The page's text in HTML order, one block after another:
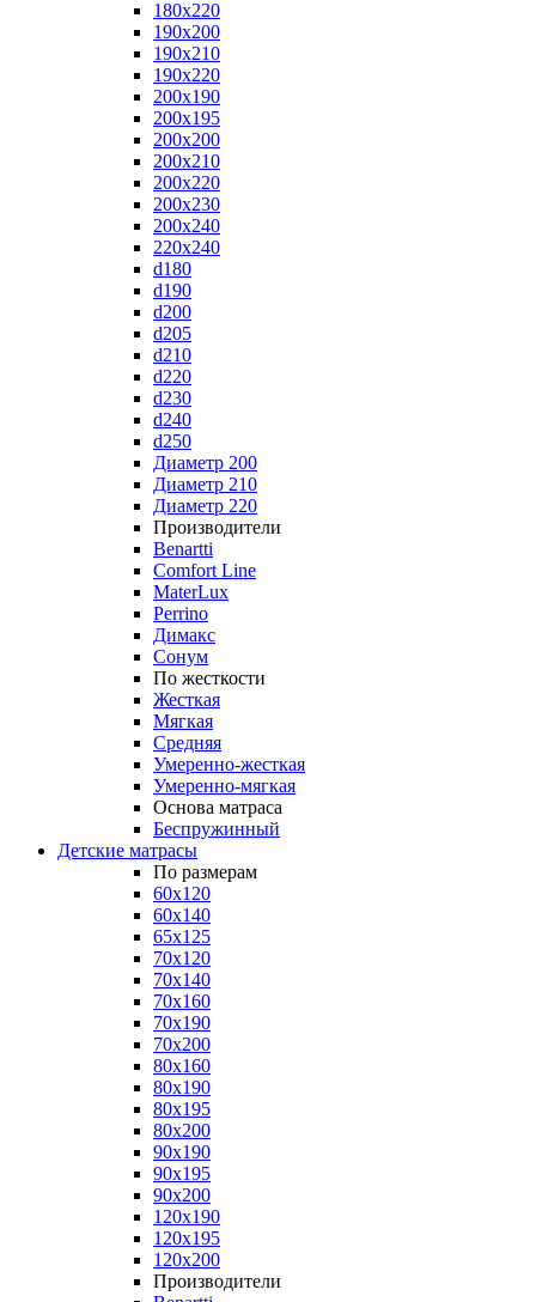
180x220
190x200
190x210
190x220
200x190
200x195
200x200
200x210
200x220
200x230
200x240
220x240
d180
d190
d200
d205
d210
d220
d230
d240
d250
Диаметр 200
Диаметр 210
Диаметр 220
Производители
Benartti
Comfort Line
MaterLux
Perrino
Димакс
Сонум
По жесткости
Жесткая
Мягкая
Средняя
Умеренно-жесткая
Умеренно-мягкая
Основа матраса
Беспружинный
Детские матрасы
По размерам
60x120
60x140
65x125
70x120
70x140
70x160
70x190
70x200
80x160
80x190
80x195
80x200
90x190
90x195
90x200
120x190
120x195
120x200
Производители